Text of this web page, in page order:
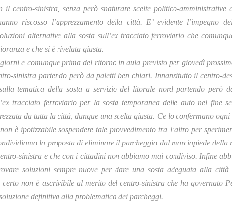
il centro-sinistra, senza però snaturare scelte politico-amministrative
riscosso l’apprezzamento della città. E’ evidente l’impegno
alternative alla sosta sull’ex tracciato ferroviario che
e che si è rivelata giusta.
e comunque prima del ritorno in aula previsto per giovedì
sinistra partendo però da paletti ben chiari. Innanzitutto il centro-
tematica della sosta a servizio del litorale nord partendo però
tracciato ferroviario per la sosta temporanea delle auto nel fine
da tutta la città, dunque una scelta giusta. Ce lo confermano
è ipotizzabile sospendere tale provvedimento tra l’altro per
la proposta di eliminare il parcheggio dal marciapiede della
sinistra e che con i cittadini non abbiamo mai condiviso. Infine
soluzioni sempre nuove per dare una sosta adeguata alla
certo non è ascrivibile al merito del centro-sinistra che ha governato
definitiva alla problematica dei parcheggi.